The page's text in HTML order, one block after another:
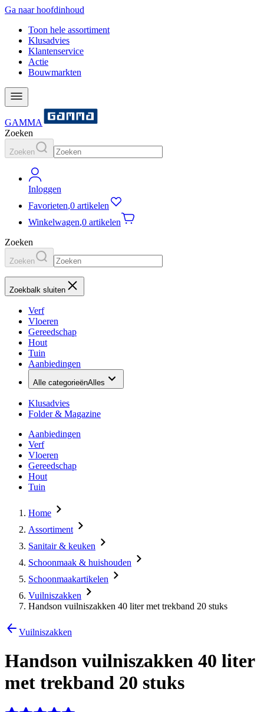
Ga naar hoofdinhoud
Toon hele assortiment
Klusadvies
Klantenservice
Actie
Bouwmarkten
GAMMA
Zoeken
Zoeken
Inloggen
Favorieten,0 artikelen
Winkelwagen,0 artikelen
Zoeken
Zoeken
Zoekbalk sluiten
Verf
Vloeren
Gereedschap
Hout
Tuin
Aanbiedingen
Alle categorieënAlles
Klusadvies
Folder & Magazine
Aanbiedingen
Verf
Vloeren
Gereedschap
Hout
Tuin
Home
Assortiment
Sanitair & keuken
Schoonmaak & huishouden
Schoonmaakartikelen
Vuilniszakken
Handson vuilniszakken 40 liter met trekband 20 stuks
Vuilniszakken
Handson vuilniszakken 40 liter
met trekband 20 stuks